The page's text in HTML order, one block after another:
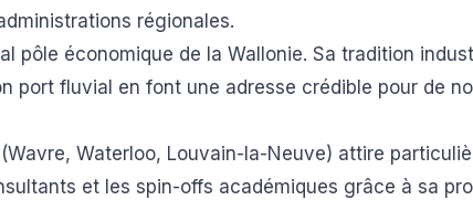
régionales.
pôle économique de la Wallonie. Sa tradition
port fluvial en font une adresse crédible pour de
(Wavre, Waterloo, Louvain-la-Neuve) attire
et les spin-offs académiques grâce à sa